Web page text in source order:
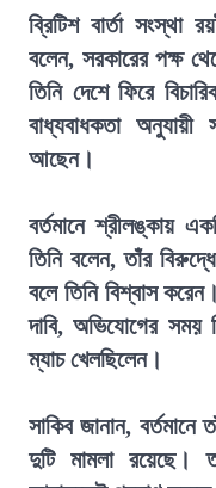
ব্রিটিশ বার্তা সংস্থা
বলেন, সরকারের পক্ষ
তিনি দেশে ফিরে
বাধ্যবাধকতা
আছেন।
বর্তমানে শ্রীলঙ্কায়
তিনি বলেন, তাঁর
বলে তিনি বিশ্বাস
দাবি, অভিযোগের সময়
ম্যাচ খেলছিলেন।
সাকিব জানান, বর্তমানে
দুটি মামলা রয়েছে।